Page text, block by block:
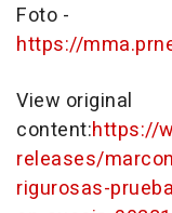
Foto -
https://
View original
content:https://
releases/
rigurosas-